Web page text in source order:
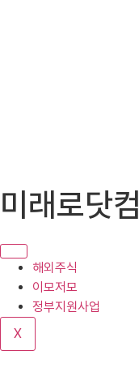
텐
로
기
미래로닷컴
해외주식
이모저모
정부지원사업
X